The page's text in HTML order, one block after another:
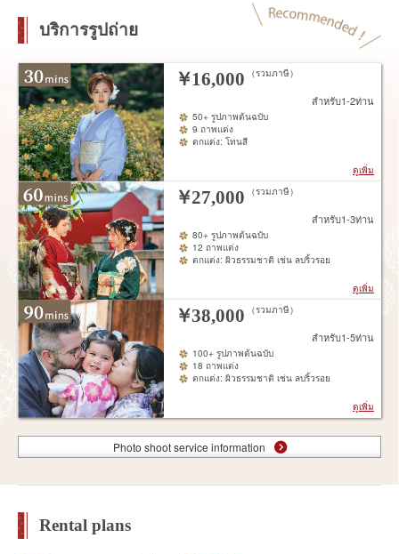
บริการรูปถ่าย
￥16,000 （รวมภาษี）
สำหรับ1-2ท่าน
50+ รูปภาพต้นฉบับ
9 ถาพแต่ง
ตกแต่ง: โทนสี
ดูเพิ่ม
￥27,000 （รวมภาษี）
สำหรับ1-3ท่าน
80+ รูปภาพต้นฉบับ
12 ถาพแต่ง
ตกแต่ง: ผิวธรรมชาติ เช่น ลบริ้วรอย
ดูเพิ่ม
￥38,000 （รวมภาษี）
สำหรับ1-5ท่าน
100+ รูปภาพต้นฉบับ
18 ถาพแต่ง
ตกแต่ง: ผิวธรรมชาติ เช่น ลบริ้วรอย
ดูเพิ่ม
Photo shoot service information
Rental plans